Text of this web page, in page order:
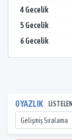
4 Gecelik
5 Gecelik
6 Gecelik
0 YAZLIK